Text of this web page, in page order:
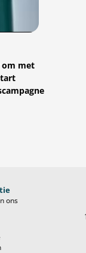
om met
ons